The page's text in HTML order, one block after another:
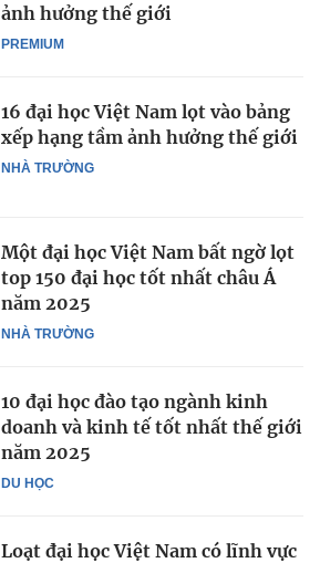
PREMIUM
ảnh hưởng thế giới
NHÀ TRƯỜNG
16 đại học Việt Nam lọt vào bảng
xếp hạng tầm ảnh hưởng thế giới
NHÀ TRƯỜNG
Một đại học Việt Nam bất ngờ lọt
top 150 đại học tốt nhất châu Á
năm 2025
DU HỌC
10 đại học đào tạo ngành kinh
doanh và kinh tế tốt nhất thế giới
năm 2025
Loạt đại học Việt Nam có lĩnh vực